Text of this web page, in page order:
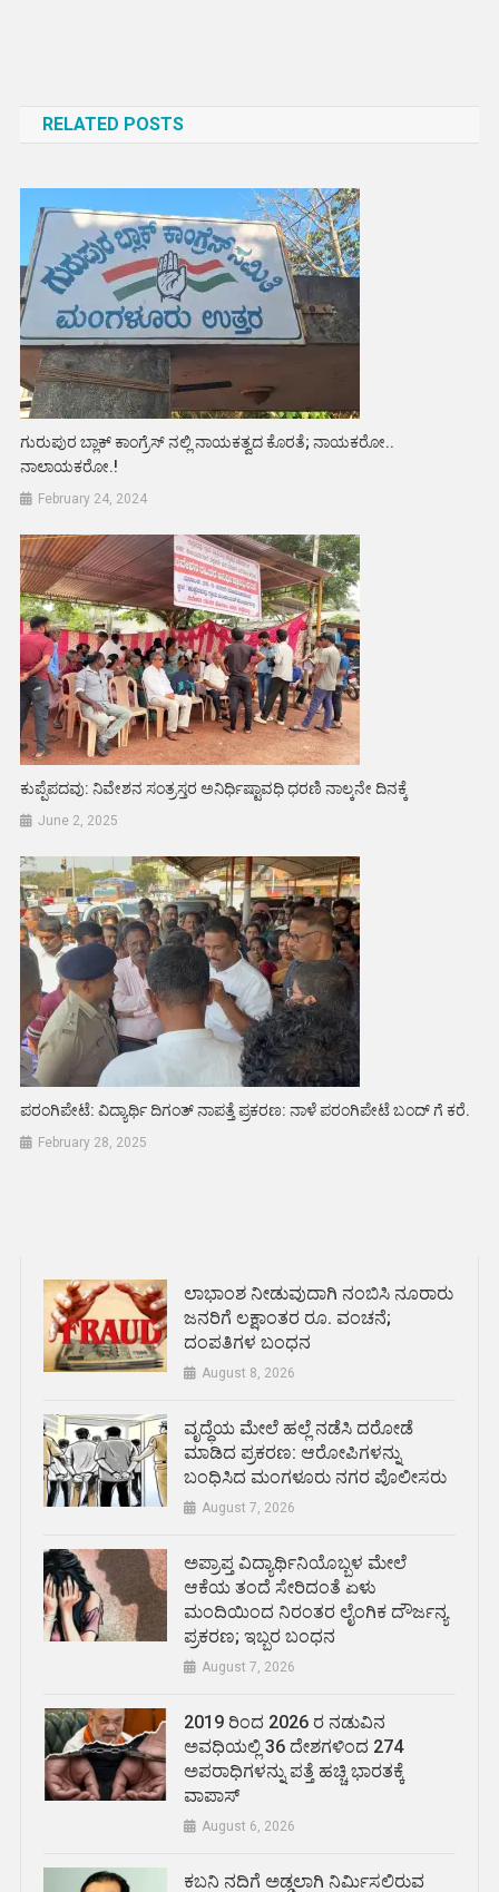
RELATED POSTS
ಗುರುಪುರ ಬ್ಲಾಕ್ ಕಾಂಗ್ರೆಸ್ ನಲ್ಲಿ ನಾಯಕತ್ವದ ಕೊರತೆ; ನಾಯಕರೋ..
ನಾಲಾಯಕರೋ.!
February 24, 2024
ಕುಪ್ಪೆಪದವು: ನಿವೇಶನ ಸಂತ್ರಸ್ತರ ಅನಿರ್ಧಿಷ್ಟಾವಧಿ ಧರಣಿ ನಾಲ್ಕನೇ ದಿನಕ್ಕೆ
June 2, 2025
ಪರಂಗಿಪೇಟೆ: ವಿದ್ಯಾರ್ಥಿ ದಿಗಂತ್ ನಾಪತ್ತೆ ಪ್ರಕರಣ: ನಾಳೆ ಪರಂಗಿಪೇಟೆ ಬಂದ್ ಗೆ ಕರೆ.
February 28, 2025
ಲಾಭಾಂಶ ನೀಡುವುದಾಗಿ ನಂಬಿಸಿ ನೂರಾರು
ಜನರಿಗೆ ಲಕ್ಷಾಂತರ ರೂ. ವಂಚನೆ;
ದಂಪತಿಗಳ ಬಂಧನ
August 8, 2026
ವೃದ್ಧೆಯ ಮೇಲೆ ಹಲ್ಲೆ ನಡೆಸಿ ದರೋಡೆ
ಮಾಡಿದ ಪ್ರಕರಣ: ಆರೋಪಿಗಳನ್ನು
ಬಂಧಿಸಿದ ಮಂಗಳೂರು ನಗರ ಪೊಲೀಸರು
August 7, 2026
ಅಪ್ರಾಪ್ತ ವಿದ್ಯಾರ್ಥಿನಿಯೊಬ್ಬಳ ಮೇಲೆ
ಆಕೆಯ ತಂದೆ ಸೇರಿದಂತೆ ಏಳು
ಮಂದಿಯಿಂದ ನಿರಂತರ ಲೈಂಗಿಕ ದೌರ್ಜನ್ಯ
ಪ್ರಕರಣ; ಇಬ್ಬರ ಬಂಧನ
August 7, 2026
2019 ರಿಂದ 2026 ರ ನಡುವಿನ
ಅವಧಿಯಲ್ಲಿ 36 ದೇಶಗಳಿಂದ 274
ಅಪರಾಧಿಗಳನ್ನು ಪತ್ತೆ ಹಚ್ಚಿ ಭಾರತಕ್ಕೆ
ವಾಪಾಸ್
August 6, 2026
ಕಬನಿ ನದಿಗೆ ಅಡ್ಡಲಾಗಿ ನಿರ್ಮಿಸಲಿರುವ